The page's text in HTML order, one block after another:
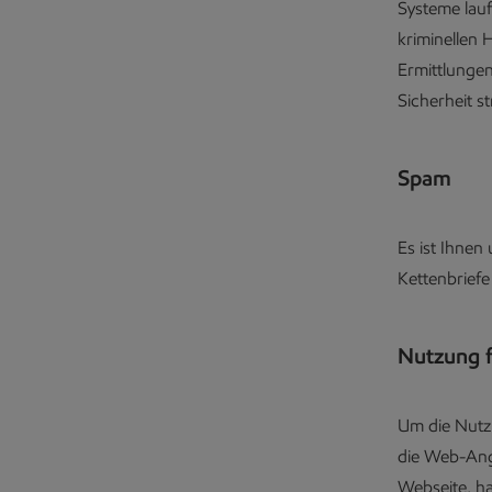
Systeme
kriminellen
Sicherheit
Spam
Es ist Ihnen
Nutzung
Um die
die Web-
Webseite,